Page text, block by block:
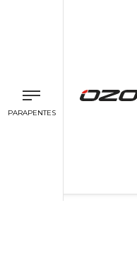
PARAPENTES